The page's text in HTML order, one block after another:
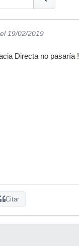
el 19/02/2019
Directa no pasaría !
Citar